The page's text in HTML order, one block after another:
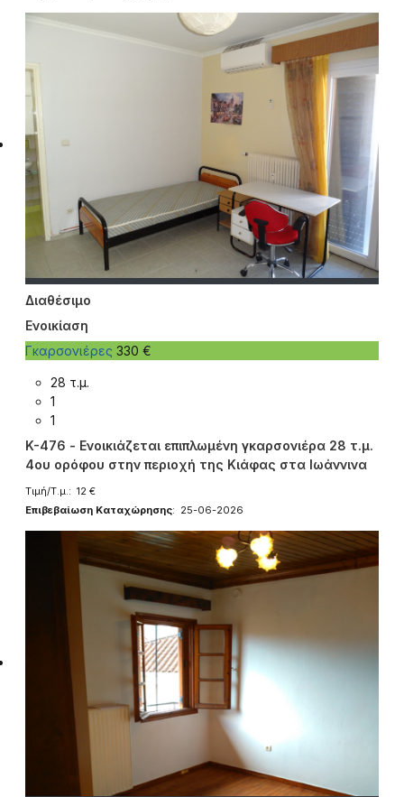
Διαθέσιμο
Ενοικίαση
Γκαρσονιέρες 330 €
28 τ.μ.
1
1
K-476 - Ενοικιάζεται επιπλωμένη γκαρσονιέρα 28 τ.μ.
4ου ορόφου στην περιοχή της Κιάφας στα Ιωάννινα
Τιμή/Τ.μ.: 12 €
Επιβεβαίωση Καταχώρησης: 25-06-2026